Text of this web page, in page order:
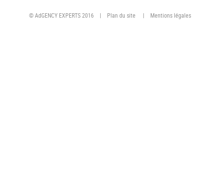
© AdGENCY EXPERTS 2016 | Plan du site | Mentions légales